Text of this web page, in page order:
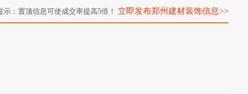
示：置顶信息可使成交率提高5倍！ 立即发布郑州建材装饰信息>>